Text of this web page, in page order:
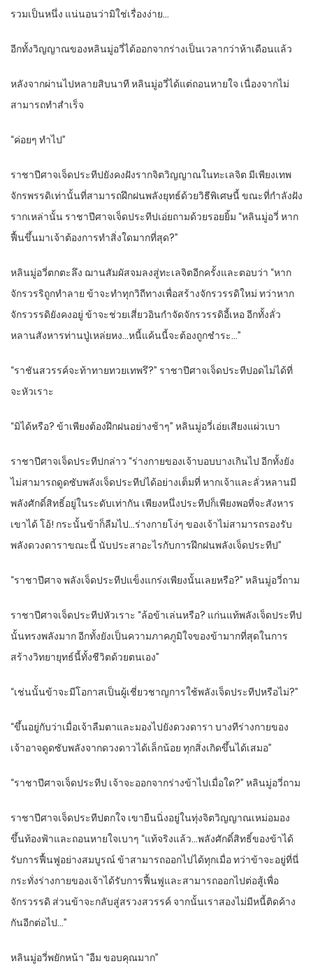
รวมเป็นหนึ่ง แน่นอนว่ามิใช่เรื่องง่าย…
อีกทั้งวิญญาณของหลินมู่อวี่ได้ออกจากร่างเป็นเวลากว่าห้าเดือนแล้ว
หลังจากผ่านไปหลายสิบนาที หลินมู่อวี่ได้แต่ถอนหายใจ เนื่องจากไม่
สามารถทำสำเร็จ
“ค่อยๆ ทำไป”
ราชาปีศาจเจ็ดประทีปยังคงฝังรากจิตวิญญาณในทะเลจิต มีเพียงเทพ
จักรพรรดิเท่านั้นที่สามารถฝึกฝนพลังยุทธ์ด้วยวิธีพิเศษนี้ ขณะที่กำลังฝัง
รากเหล่านั้น ราชาปีศาจเจ็ดประทีปเอ่ยถามด้วยรอยยิ้ม “หลินมู่อวี่ หาก
ฟื้นขึ้นมาเจ้าต้องการทำสิ่งใดมากที่สุด?”
หลินมู่อวี่ตกตะลึง ฌานสัมผัสจมลงสู่ทะเลจิตอีกครั้งและตอบว่า “หาก
จักรวรริถูกทำลาย ข้าจะทำทุกวิถีทางเพื่อสร้างจักรวรรดิใหม่ ทว่าหาก
จักรวรรดิยังคงอยู่ ข้าจะช่วยเสี่ยวอินกำจัดจักรวรรดิอี้เหอ อีกทั้งลั่ว
หลานสังหารท่านปู่เหล่ยหง…หนี้แค้นนี้จะต้องถูกชำระ…”
“ราชันสวรรค์จะท้าทายทวยเทพรึ?” ราชาปีศาจเจ็ดประทีปอดไม่ได้ที่
จะหัวเราะ
“มิได้หรือ? ข้าเพียงต้องฝึกฝนอย่างช้าๆ” หลินมู่อวี่เอ่ยเสียงแผ่วเบา
ราชาปีศาจเจ็ดประทีปกล่าว “ร่างกายของเจ้าบอบบางเกินไป อีกทั้งยัง
ไม่สามารถดูดซับพลังเจ็ดประทีปได้อย่างเต็มที่ หากเจ้าและลั่วหลานมี
พลังศักดิ์สิทธิ์อยู่ในระดับเท่ากัน เพียงหนึ่งประทีปก็เพียงพอที่จะสังหาร
เขาได้ โอ้! กระนั้นข้าก็ลืมไป…ร่างกายโง่ๆ ของเจ้าไม่สามารถรองรับ
พลังดวงดาราขณะนี้ นับประสาอะไรกับการฝึกฝนพลังเจ็ดประทีป”
“ราชาปีศาจ พลังเจ็ดประทีปแข็งแกร่งเพียงนั้นเลยหรือ?” หลินมู่อวี่ถาม
ราชาปีศาจเจ็ดประทีปหัวเราะ “ล้อข้าเล่นหรือ? แก่นแท้พลังเจ็ดประทีป
นั้นทรงพลังมาก อีกทั้งยังเป็นความภาคภูมิใจของข้ามากที่สุดในการ
สร้างวิทยายุทธ์นี้ทั้งชีวิตด้วยตนเอง”
“เช่นนั้นข้าจะมีโอกาสเป็นผู้เชี่ยวชาญการใช้พลังเจ็ดประทีปหรือไม่?”
“ขึ้นอยู่กับว่าเมื่อเจ้าลืมตาและมองไปยังดวงดารา บางทีร่างกายของ
เจ้าอาจดูดซับพลังจากดวงดาวได้เล็กน้อย ทุกสิ่งเกิดขึ้นได้เสมอ”
“ราชาปีศาจเจ็ดประทีป เจ้าจะออกจากร่างข้าไปเมื่อใด?” หลินมู่อวี่ถาม
ราชาปีศาจเจ็ดประทีปตกใจ เขายืนนิ่งอยู่ในทุ่งจิตวิญญาณเหม่อมอง
ขึ้นท้องฟ้าและถอนหายใจเบาๆ “แท้จริงแล้ว…พลังศักดิ์สิทธิ์ของข้าได้
รับการฟื้นฟูอย่างสมบูรณ์ ข้าสามารถออกไปได้ทุกเมื่อ ทว่าข้าจะอยู่ที่นี่
กระทั่งร่างกายของเจ้าได้รับการฟื้นฟูและสามารถออกไปต่อสู้เพื่อ
จักรวรรดิ ส่วนข้าจะกลับสู่สรวงสวรรค์ จากนั้นเราสองไม่มีหนี้ติดค้าง
กันอีกต่อไป…”
หลินมู่อวี่พยักหน้า “อืม ขอบคุณมาก”